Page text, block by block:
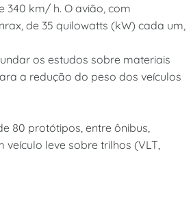
340 km/ h. O avião, com
de 35 quilowatts (kW) cada um,
os estudos sobre materiais
a redução do peso dos veículos
80 protótipos, entre ônibus,
leve sobre trilhos (VLT,